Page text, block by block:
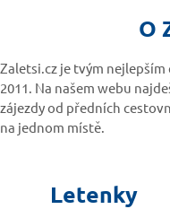
O
Zaletsi.cz je tvým
2011. Na našem webu
zájezdy od předních
na jednom místě.
Letenky